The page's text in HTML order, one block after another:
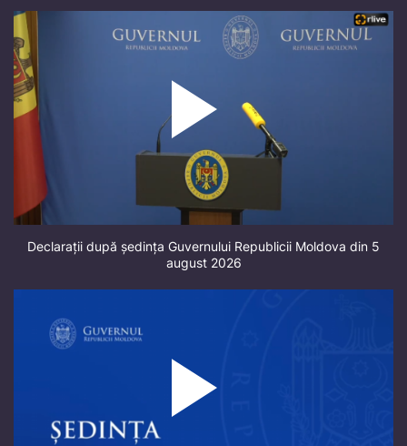
Declarații după ședința Guvernului Republicii Moldova din 5
august 2026